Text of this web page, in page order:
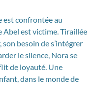
est confrontée au
Abel est victime. Tiraillée
besoin de s’intégrer
le silence, Nora se
de loyauté. Une
dans le monde de